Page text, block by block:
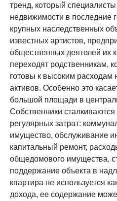
тренд, который
недвижимости в последние
крупных наследственных
известных артистов,
общественных деятелей их
переходят родственникам,
готовы к высоким
активов. Особенно это
большой площади в
Собственники
регулярных затрат:
имущество, обслуживание
капитальный ремонт,
общедомового имущества,
поддержание объекта в
квартира не используется
дохода, ее содержание